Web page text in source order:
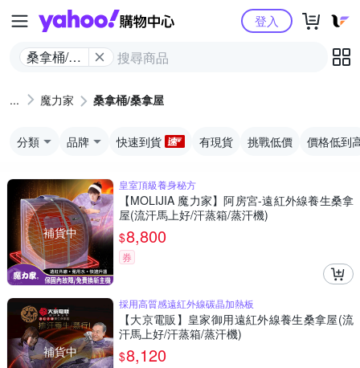
Yahoo購物中心
桑拿桶/桑
登入
魔力家 桑拿桶/桑拿屋
分類 品牌 快速到貨 有現貨 挑戰低價 價格低到
補貨中
皇室頂級養身秘方
【MOLIJIA 魔力家】阿房宮-遠紅外線養生桑拿
屋(流汗馬上好/汗蒸箱/蒸汗機)
$8,800
券
補貨中
採用高質感遠紅外線碳晶加熱板
【大京電販】皇家御用遠紅外線養生桑拿屋(流
汗馬上好/汗蒸箱/蒸汗機)
$8,120